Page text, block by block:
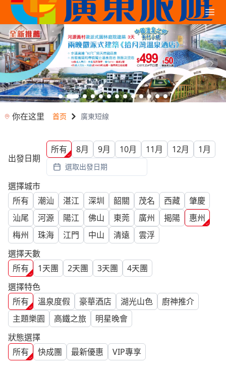
你在这里 首页 廣東短線
出發日期
所有 8月 9月 10月 11月 12月 1月
選取出發日期
選擇城市
所有
潮汕 湛江 深圳 韶關 茂名 西藏
肇慶
汕尾
河源 陽江 佛山 東莞 廣州 揭陽
惠州
梅州
珠海 江門 中山 清遠
雲浮
選擇天數
所有
1天團 2天團 3天團 4天團
選擇特色
所有
溫泉度假 豪華酒店 湖光山色
廚神推介
主題樂園
高鐵之旅
明星晚會
狀態選擇
所有
快成團 最新優惠 VIP專享